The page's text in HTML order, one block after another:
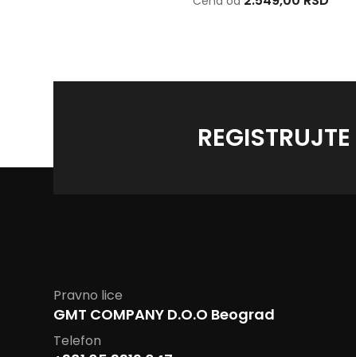
Pravno lice
GMT COMPANY D.O.O Beograd
Telefon